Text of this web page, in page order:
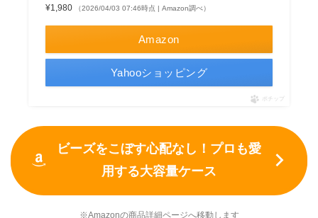
¥1,980
（2026/04/03 07:46時点 | Amazon調べ）
Amazon
Yahooショッピング
ポチップ
ビーズをこぼす心配なし！プロも愛
用する大容量ケース
※Amazonの商品詳細ページへ移動します